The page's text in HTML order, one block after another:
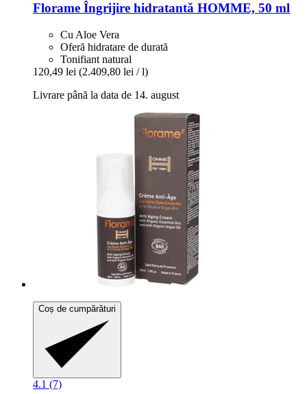
Florame Îngrijire hidratantă HOMME, 50 ml
Cu Aloe Vera
Oferă hidratare de durată
Tonifiant natural
120,49 lei (2.409,80 lei / l)
Livrare până la data de 14. august
Coș de cumpărături
4.1 (7)